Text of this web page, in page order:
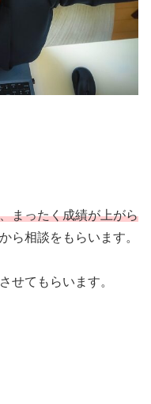
まったく成績が上がら
ら相談をもらいます。
せてもらいます。